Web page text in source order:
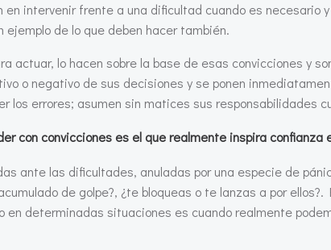
intervenir frente a una dificultad cuando es necesario
de lo que deben hacer también.
actuar, lo hacen sobre la base de esas convicciones y
o negativo de sus decisiones y se ponen
los errores; asumen sin matices sus responsabilidades
con convicciones es el que realmente inspira confianza
ante las dificultades, anuladas por una especie de
de golpe?, ¿te bloqueas o te lanzas a por
determinadas situaciones es cuando realmente